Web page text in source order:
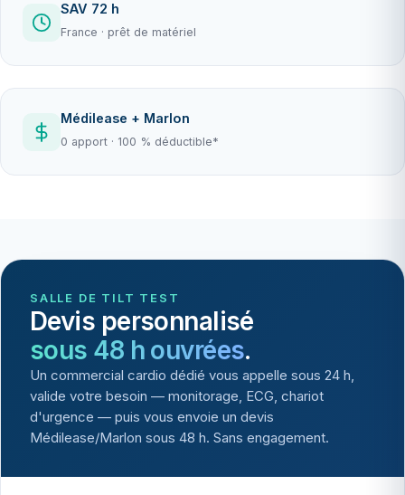
SAV 72 h
France · prêt de matériel
Médilease + Marlon
0 apport · 100 % déductible*
SALLE DE TILT TEST
Devis personnalisé
sous 48 h ouvrées.
Un commercial cardio dédié vous appelle sous 24 h,
valide votre besoin — monitorage, ECG, chariot
d'urgence — puis vous envoie un devis
Médilease/Marlon sous 48 h. Sans engagement.